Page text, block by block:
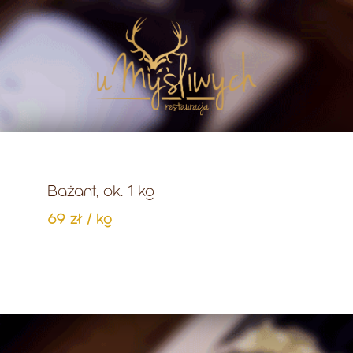
Bażant, ok. 1 kg
69 zł / kg